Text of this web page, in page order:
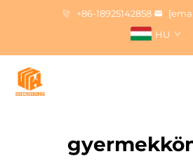
+86-18925142858
HU